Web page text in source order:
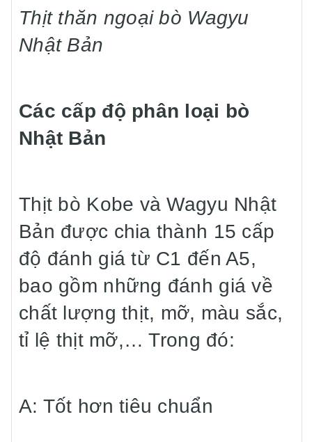
Thịt thăn ngoại bò Wagyu
Nhật Bản
Các cấp độ phân loại bò
Nhật Bản
Thịt bò Kobe và Wagyu Nhật
Bản được chia thành 15 cấp
độ đánh giá từ C1 đến A5,
bao gồm những đánh giá về
chất lượng thịt, mỡ, màu sắc,
tỉ lệ thịt mỡ,… Trong đó:
A: Tốt hơn tiêu chuẩn